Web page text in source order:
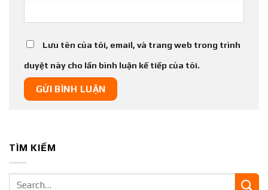
Lưu tên của tôi, email, và trang web trong trình
duyệt này cho lần bình luận kế tiếp của tôi.
TÌM KIẾM